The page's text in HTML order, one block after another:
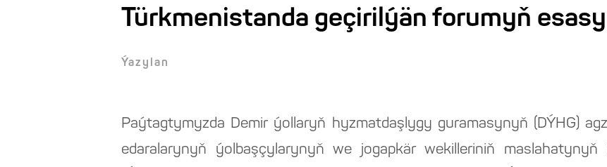
Türkmenistanda geçirilýän forumyň
Ýazylan
Paýtagtymyzda Demir ýollaryň hyzmatdaşlygy guramasynyň (DÝHG)
edaralarynyň ýolbaşçylarynyň we jogapkär wekilleriniň maslahatynyň